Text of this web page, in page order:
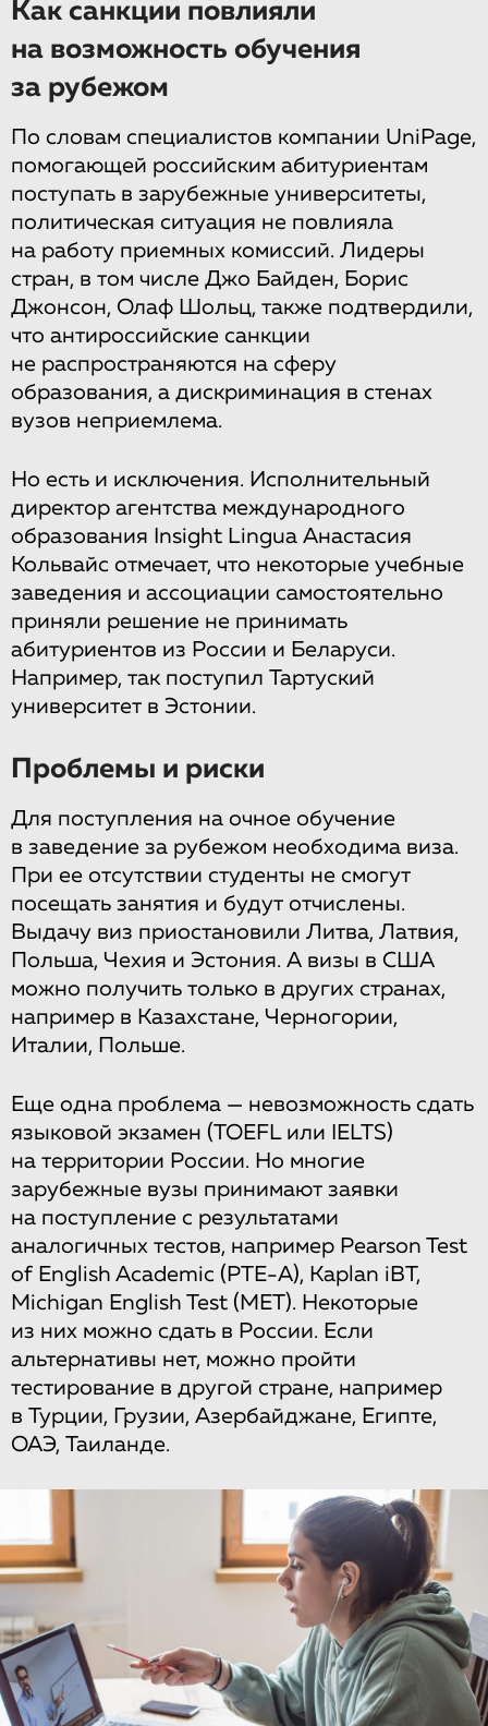
Как санкции повлияли
на возможность обучения
за рубежом
По словам специалистов компании UniPage,
помогающей российским абитуриентам
поступать в зарубежные университеты,
политическая ситуация не повлияла
на работу приемных комиссий. Лидеры
стран, в том числе Джо Байден, Борис
Джонсон, Олаф Шольц, также подтвердили,
что антироссийские санкции
не распространяются на сферу
образования, а дискриминация в стенах
вузов неприемлема.
Но есть и исключения. Исполнительный
директор агентства международного
образования Insight Lingua Анастасия
Кольвайс отмечает, что некоторые учебные
заведения и ассоциации самостоятельно
приняли решение не принимать
абитуриентов из России и Беларуси.
Например, так поступил Тартуский
университет в Эстонии.
Проблемы и риски
Для поступления на очное обучение
в заведение за рубежом необходима виза.
При ее отсутствии студенты не смогут
посещать занятия и будут отчислены.
Выдачу виз приостановили Литва, Латвия,
Польша, Чехия и Эстония. А визы в США
можно получить только в других странах,
например в Казахстане, Черногории,
Италии, Польше.
Еще одна проблема — невозможность сдать
языковой экзамен (TOEFL или IELTS)
на территории России. Но многие
зарубежные вузы принимают заявки
на поступление с результатами
аналогичных тестов, например Pearson Test
of English Academic (PTE-A), Kaplan iBT,
Michigan English Test (MET). Некоторые
из них можно сдать в России. Если
альтернативы нет, можно пройти
тестирование в другой стране, например
в Турции, Грузии, Азербайджане, Египте,
ОАЭ, Таиланде.